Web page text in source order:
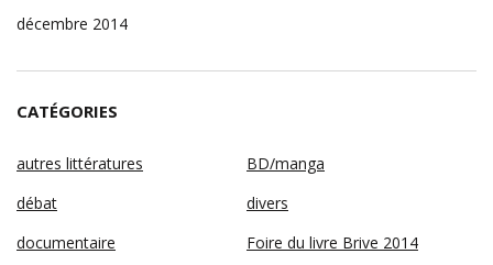
décembre 2014
CATÉGORIES
autres littératures
BD/manga
débat
divers
documentaire
Foire du livre Brive 2014